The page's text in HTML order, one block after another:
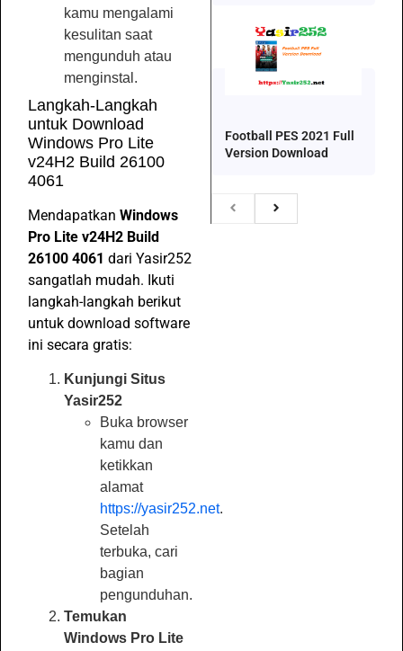
kamu mengalami
kesulitan saat
mengunduh atau
menginstal.
Langkah-Langkah
untuk Download
Windows Pro Lite
v24H2 Build 26100
4061
Mendapatkan Windows
Pro Lite v24H2 Build
26100 4061 dari Yasir252
sangatlah mudah. Ikuti
langkah-langkah berikut
untuk download software
ini secara gratis:
Kunjungi Situs
Yasir252
Buka browser
kamu dan
ketikkan
alamat
https://yasir252.net.
Setelah
terbuka, cari
bagian
pengunduhan.
Temukan
Windows Pro Lite
Football PES 2021 Full
Version Download